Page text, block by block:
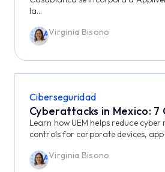
la...
Virginia Bisono
Ciberseguridad
Cyberattacks in Mexico:
Learn how UEM helps reduce cyber
controls for corporate devices,
Virginia Bisono